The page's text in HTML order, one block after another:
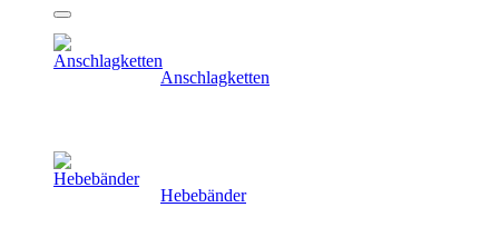
Anschlagketten
Hebebänder